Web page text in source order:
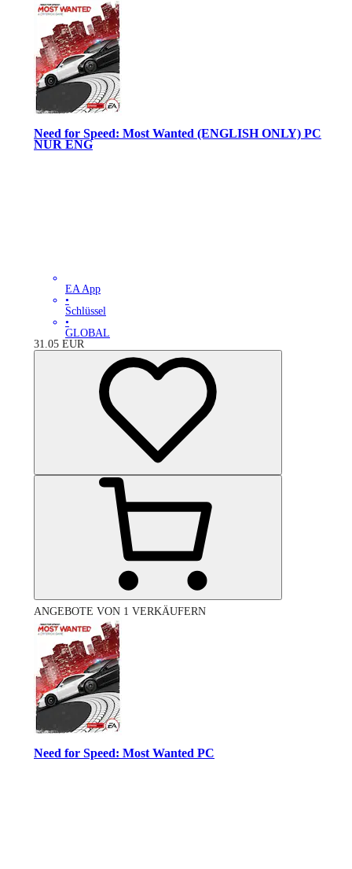
Need for Speed: Most Wanted (ENGLISH ONLY) PC
NUR ENG
EA App
•
Schlüssel
•
GLOBAL
31.05 EUR
ANGEBOTE VON 1 VERKÄUFERN
Need for Speed: Most Wanted PC